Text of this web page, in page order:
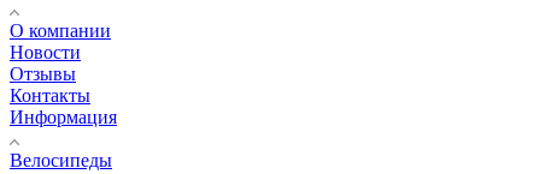
О компании
Новости
Отзывы
Контакты
Информация
Велосипеды